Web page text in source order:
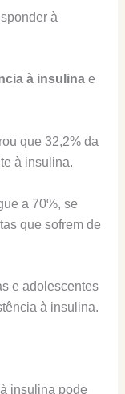
à
à insulinae
que 32,2% da
à insulina.
a 70%, se
que sofrem de
e adolescentes
à insulina.
insulina pode